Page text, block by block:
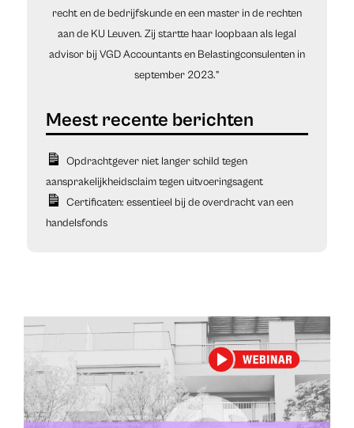
recht en de bedrijfskunde en een master in de rechten
aan de KU Leuven. Zij startte haar loopbaan als legal
advisor bij VGD Accountants en Belastingconsulenten in
september 2023.”
Opdrachtgever niet langer schild tegen
aansprakelijkheidsclaim tegen uitvoeringsagent
Certificaten: essentieel bij de overdracht van een
handelsfonds